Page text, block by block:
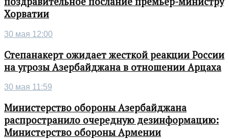
Хорватии
30 мая 12:00
Степанакерт ожидает жесткой реакции России
на угрозы Азербайджана в отношении Арцаха
30 мая 11:59
Министерство обороны Азербайджана
распространило очередную дезинформацию:
Министерство обороны Армении